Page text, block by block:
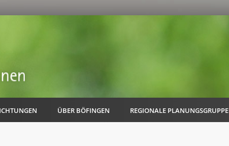
ÜBER BÖFINGEN REGIONALE PLANUNGSGRUPPE